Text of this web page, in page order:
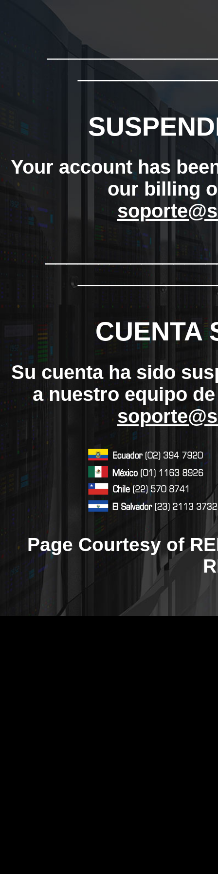
Your account has
our billing
CUENTA
Su cuenta ha sido
a nuestro equipo
Page Courtesy of